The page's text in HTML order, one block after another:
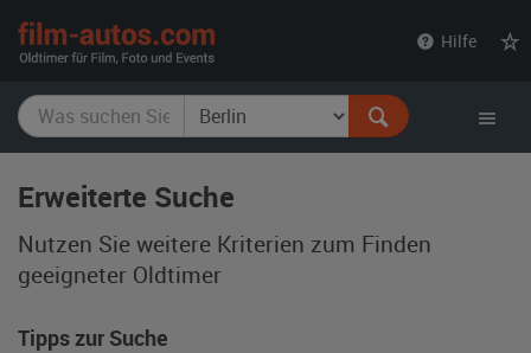
Hilfe
Erweiterte Suche
Nutzen Sie weitere Kriterien zum Finden
geeigneter Oldtimer
Tipps zur Suche